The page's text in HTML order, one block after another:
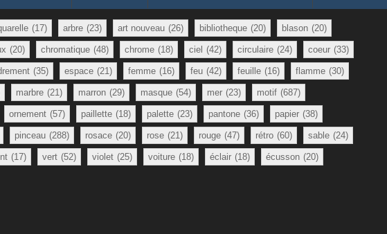
(17) arbre (23) art nouveau (26) bibliotheque (20) blason (20)
(20) chromatique (48) chrome (18) ciel (42) circulaire (24) coeur (33)
(35) espace (21) femme (16) feu (42) feuille (16) flamme (30)
marbre (21) marron (29) masque (54) mer (23) motif (687)
ornement (57) paillette (18) palette (23) pantone (36) papier (38)
pinceau (288) rosace (20) rose (21) rouge (47) rétro (60) sable (24)
(17) vert (52) violet (25) voiture (18) éclair (18) écusson (20)